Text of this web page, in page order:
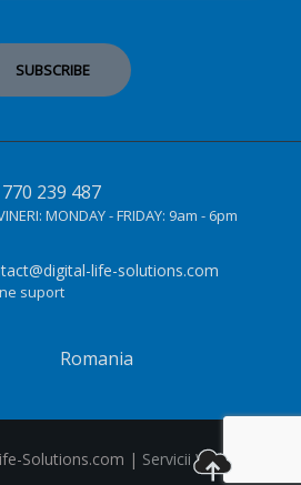
239 487
MONDAY - FRIDAY: 9am - 6pm
life-solutions.com
suport
Romania
Solutions.com | Servicii Web Cluj